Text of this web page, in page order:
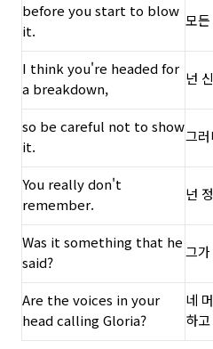
before you start to blow
it.
모
I think you're headed for
a breakdown,
넌
so be careful not to show
it.
그
You really don't
remember.
넌
Was it something that he
said?
그
Are the voices in your
head calling Gloria?
네
하